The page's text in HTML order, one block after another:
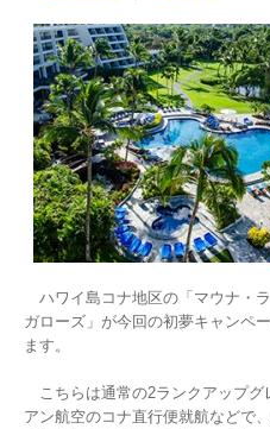
ハワイ島コナ地区の「マウナ・
ガローズ」が今回の初夢キャンペ
ます。
こちらは通常の2ランクアップグ
アン航空のコナ直行便就航などで